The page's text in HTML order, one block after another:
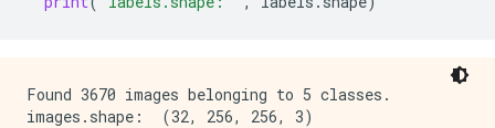
Found 3670 images belonging to 5 classes.
images.shape:  (32, 256, 256, 3)